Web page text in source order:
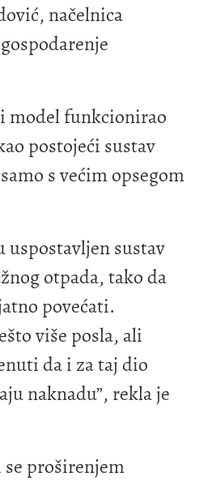
načelnica
model funkcionirao
postojeći sustav
s većim opsegom
uspostavljen sustav
otpada, tako da
povećati.
više posla, ali
da i za taj dio
naknadu”, rekla je
se proširenjem